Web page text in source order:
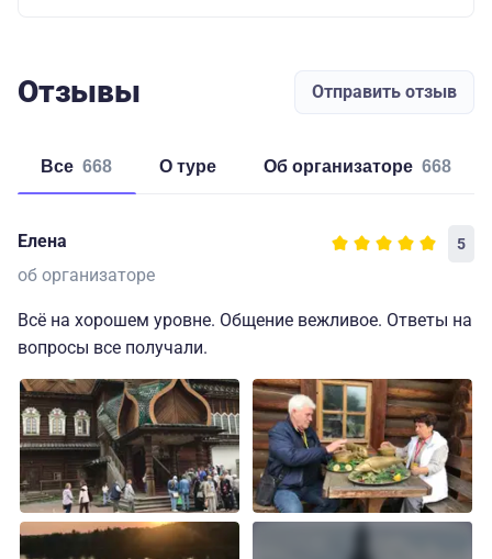
Отзывы Отправить отзыв
Все 668 о туре об организаторе 668
Елена 5
об организаторе
Всё на хорошем уровне. Общение вежливое. Ответы на
вопросы все получали.